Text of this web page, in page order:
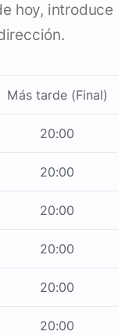
hoy, introduce
Más tarde (Final)
20:00
20:00
20:00
20:00
20:00
20:00